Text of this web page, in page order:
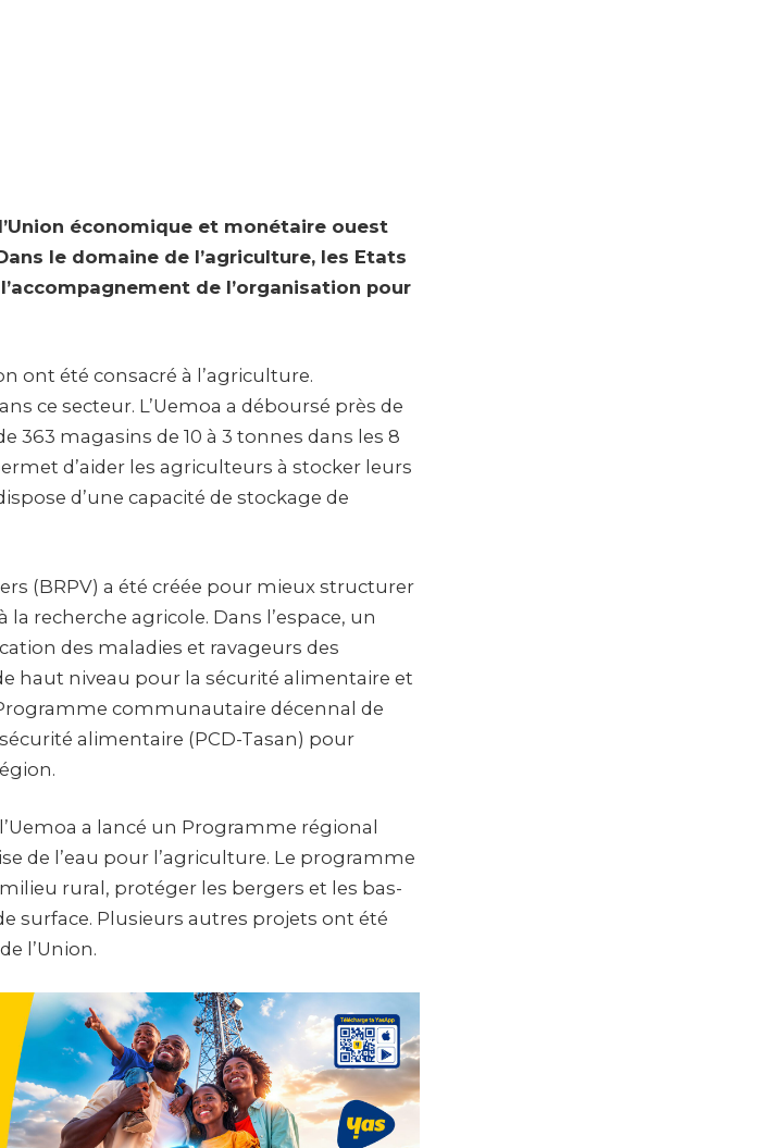
économique et monétaire ouest
le domaine de l’agriculture, les Etats
de l’organisation pour
ont été consacré à l’agriculture.
ce secteur. L’Uemoa a déboursé près de
363 magasins de 10 à 3 tonnes dans les 8
d’aider les agriculteurs à stocker leurs
d’une capacité de stockage de
(BRPV) a été créée pour mieux structurer
recherche agricole. Dans l’espace, un
des maladies et ravageurs des
haut niveau pour la sécurité alimentaire et
communautaire décennal de
alimentaire (PCD-Tasan) pour
a lancé un Programme régional
de l’eau pour l’agriculture. Le programme
rural, protéger les bergers et les bas-
surface. Plusieurs autres projets ont été
l’Union.